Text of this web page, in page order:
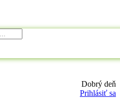
Dobrý deň
Prihlásiť sa